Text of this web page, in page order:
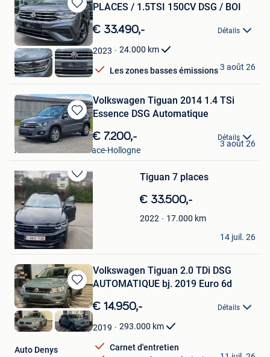
Sauvegarder
dans
Mes
Favoris
PLACES / 1.5TSI 150CV DSG / BOI
€ 33.490,- Détails
2023 24.000 km
Les zones basses émissions
OXO Cars
Luttre
3 août 26
Sauvegarder
dans
Mes
Favoris
Volkswagen Tiguan 2014 1.4 TSi
Essence DSG Automatique
€ 7.200,- Détails
Ninno
Awans+ Partie De Grace-Hollogne
3 août 26
Sauvegarder
dans
Mes
Favoris
Tiguan 7 places
€ 33.500,-
2022 17.000 km
amir
Erembodegem
14 juil. 26
Sauvegarder
dans
Mes
Favoris
Volkswagen Tiguan 2.0 TDi DSG
AUTOMATIQUE bj. 2019 Euro 6d
€ 14.950,- Détails
2019 293.000 km
Carnet d'entretien
Auto Denys